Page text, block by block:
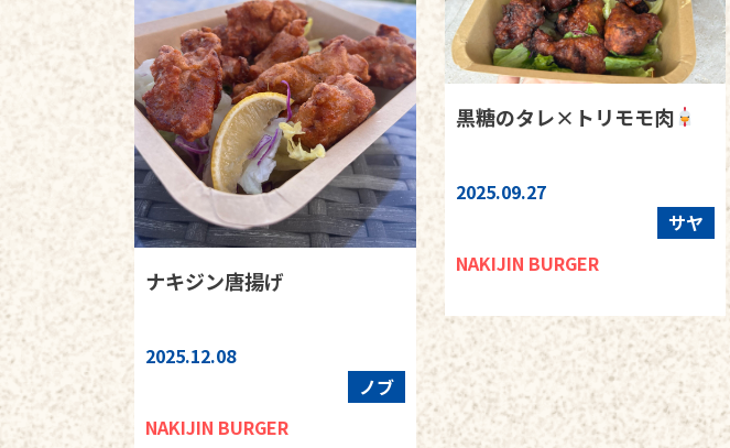
ナキジン唐揚げ
2025.12.08
ノブ
NAKIJIN BURGER
黒糖のタレ×トリモモ肉
2025.09.27
サヤ
NAKIJIN BURGER